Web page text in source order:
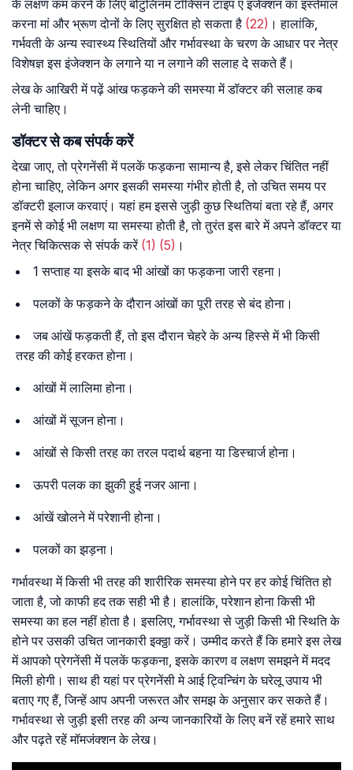
के लक्षण कम करने के लिए बोटुलिनम टॉक्सिन टाइप ए इंजेक्शन का इस्तेमाल
करना मां और भ्रूण दोनों के लिए सुरक्षित हो सकता है (22) । हालांकि,
गर्भवती के अन्य स्वास्थ्य स्थितियों और गर्भावस्था के चरण के आधार पर नेत्र
विशेषज्ञ इस इंजेक्शन के लगाने या न लगाने की सलाह दे सकते हैं।
लेख के आखिरी में पढ़ें आंख फड़कने की समस्या में डॉक्टर की सलाह कब
लेनी चाहिए।
डॉक्टर से कब संपर्क करें
देखा जाए, तो प्रेगनेंसी में पलकें फड़कना सामान्य है, इसे लेकर चिंतित नहीं
होना चाहिए, लेकिन अगर इसकी समस्या गंभीर होती है, तो उचित समय पर
डॉक्टरी इलाज करवाएं। यहां हम इससे जुड़ी कुछ स्थितियां बता रहे हैं, अगर
इनमें से कोई भी लक्षण या समस्या होती है, तो तुरंत इस बारे में अपने डॉक्टर या
नेत्र चिकित्सक से संपर्क करें (1) (5) ।
1 सप्ताह या इसके बाद भी आंखों का फड़कना जारी रहना।
पलकों के फड़कने के दौरान आंखों का पूरी तरह से बंद होना।
जब आंखें फड़कती हैं, तो इस दौरान चेहरे के अन्य हिस्से में भी किसी
तरह की कोई हरकत होना।
आंखों में लालिमा होना।
आंखों में सूजन होना।
आंखों से किसी तरह का तरल पदार्थ बहना या डिस्चार्ज होना।
ऊपरी पलक का झुकी हुई नजर आना।
आंखें खोलने में परेशानी होना।
पलकों का झड़ना।
गर्भावस्था में किसी भी तरह की शारीरिक समस्या होने पर हर कोई चिंतित हो
जाता है, जो काफी हद तक सही भी है। हालांकि, परेशान होना किसी भी
समस्या का हल नहीं होता है। इसलिए, गर्भावस्था से जुड़ी किसी भी स्थिति के
होने पर उसकी उचित जानकारी इक्ठ्ठा करें। उम्मीद करते हैं कि हमारे इस लेख
में आपको प्रेगनेंसी में पलकें फड़कना, इसके कारण व लक्षण समझने में मदद
मिली होगी। साथ ही यहां पर प्रेगनेंसी मे आई ट्विन्चिंग के घरेलू उपाय भी
बताए गए हैं, जिन्हें आप अपनी जरूरत और समझ के अनुसार कर सकते हैं।
गर्भावस्था से जुड़ी इसी तरह की अन्य जानकारियों के लिए बनें रहें हमारे साथ
और पढ़ते रहें मॉमजंक्शन के लेख।